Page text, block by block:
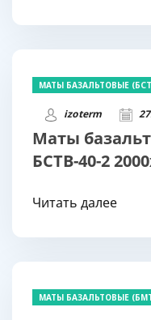
Маты
БСТВ-40-2
МАТЫ БАЗАЛЬТОВЫЕ
izoterm
Читать далее
МАТЫ БАЗАЛЬТОВЫЕ